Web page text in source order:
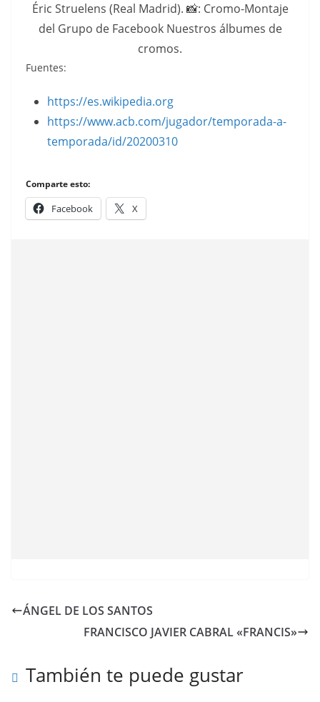
Éric Struelens (Real Madrid). 📸: Cromo-Montaje
del Grupo de Facebook Nuestros álbumes de
cromos.
Fuentes:
https://es.wikipedia.org
https://www.acb.com/jugador/temporada-a-
temporada/id/20200310
Comparte esto:
Facebook X
ÁNGEL DE LOS SANTOS
FRANCISCO JAVIER CABRAL «FRANCIS»
También te puede gustar